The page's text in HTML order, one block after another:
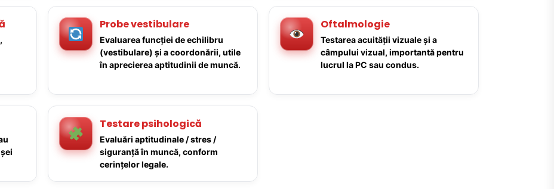
Probe vestibulare
Evaluarea funcției de echilibru
(vestibulare) și a coordonării, utile
în aprecierea aptitudinii de muncă.
Oftalmologie
Testarea acuității vizuale și a
câmpului vizual, importantă pentru
lucrul la PC sau condus.
Testare psihologică
Evaluări aptitudinale / stres /
siguranță în muncă, conform
cerințelor legale.